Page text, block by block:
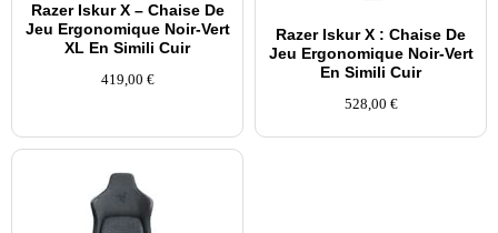
Razer Iskur X – Chaise De
Jeu Ergonomique Noir-Vert
XL En Simili Cuir
419,00 €
Razer Iskur X : Chaise De
Jeu Ergonomique Noir-Vert
En Simili Cuir
528,00 €